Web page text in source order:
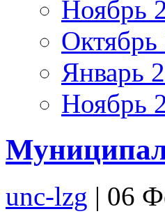
Ноябрь
Октябрь
Январь
Ноябрь
unc-lzg | 06